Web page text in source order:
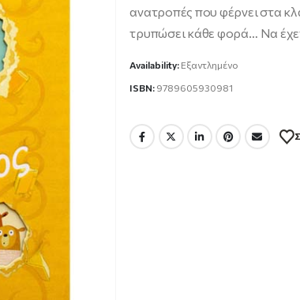
12.88
ανατροπές που φέρνει στα
τρυπώσει κάθε φορά… Να
Availability: Εξαντλημένο
ISBN: 9789605930981